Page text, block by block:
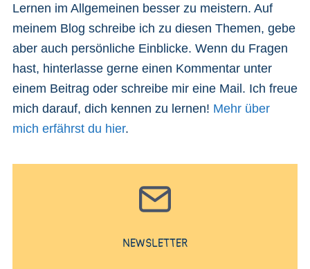
Lernen im Allgemeinen besser zu meistern. Auf
meinem Blog schreibe ich zu diesen Themen, gebe
aber auch persönliche Einblicke. Wenn du Fragen
hast, hinterlasse gerne einen Kommentar unter
einem Beitrag oder schreibe mir eine Mail. Ich freue
mich darauf, dich kennen zu lernen! Mehr über
mich erfährst du hier.
NEWSLETTER